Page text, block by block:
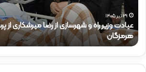
ت
ر
ذ
ا
ک
ر
ی
۱۵ تیر ۱۴۰۵
حضور دکتر ذاکری در موکب شهدای